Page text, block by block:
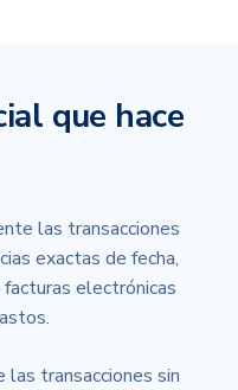
que hace
las transacciones
exactas de fecha,
electrónicas
transacciones sin